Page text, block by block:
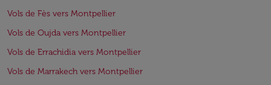
Vols de Fès vers Montpellier
Vols de Oujda vers Montpellier
Vols de Errachidia vers Montpellier
Vols de Marrakech vers Montpellier